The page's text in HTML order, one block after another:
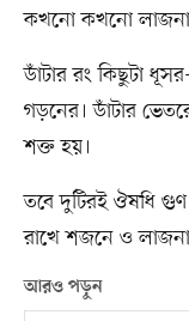
কখনো কখনো লাজনা
ডাঁটার রং কিছুটা
গড়নের। ডাঁটার
শক্ত হয়।
তবে দুটিরই ঔষধি
রাখে শজনে ও
আরও পড়ুন